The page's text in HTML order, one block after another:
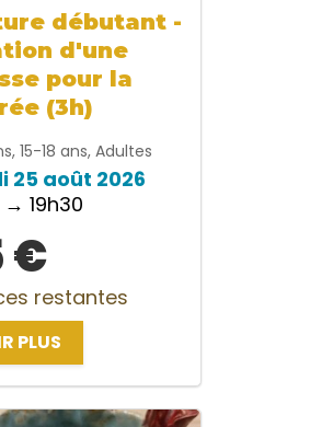
débutant -
d'une
pour la
(3h)
15-18 ans, Adultes
25 août 2026
→ 19h30
€
restantes
PLUS